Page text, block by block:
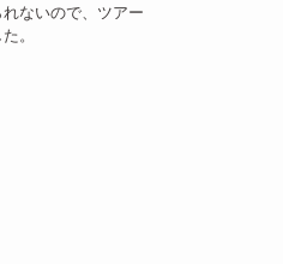
ないので、ツアー
。